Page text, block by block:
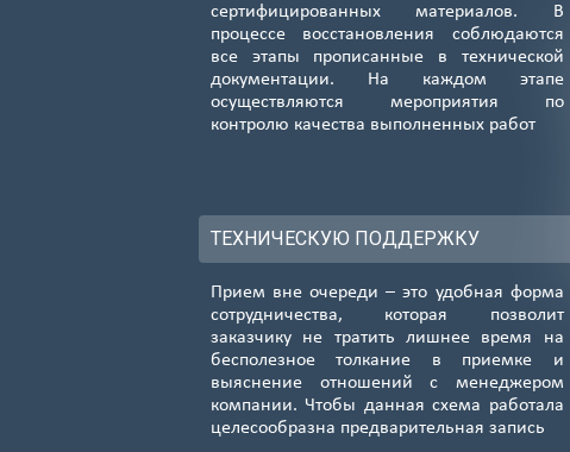
сертифицированных материалов. В
процессе восстановления соблюдаются
все этапы прописанные в технической
документации. На каждом этапе
осуществляются мероприятия по
контролю качества выполненных работ
ТЕХНИЧЕСКУЮ ПОДДЕРЖКУ
Прием вне очереди – это удобная форма
сотрудничества, которая позволит
заказчику не тратить лишнее время на
бесполезное толкание в приемке и
выяснение отношений с менеджером
компании. Чтобы данная схема работала
целесообразна предварительная запись